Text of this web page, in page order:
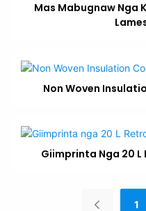
Mas Mabugnaw Nga
Non Woven
Giimprinta Nga 20
1